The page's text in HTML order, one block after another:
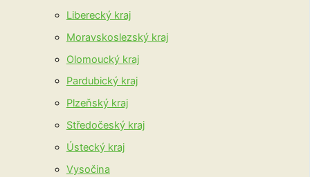
Liberecký kraj
Moravskoslezský kraj
Olomoucký kraj
Pardubický kraj
Plzeňský kraj
Středočeský kraj
Ústecký kraj
Vysočina